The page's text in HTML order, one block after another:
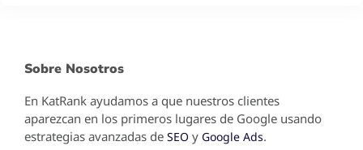
Sobre Nosotros
En KatRank ayudamos a que nuestros clientes
aparezcan en los primeros lugares de Google usando
estrategias avanzadas de SEO y Google Ads.